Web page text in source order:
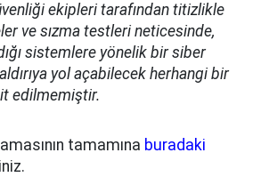
ekipleri tarafından titizlikle
ve sızma testleri neticesinde,
sistemlere yönelik bir siber
yol açabilecek herhangi bir
edilmemiştir.
tamamına buradaki